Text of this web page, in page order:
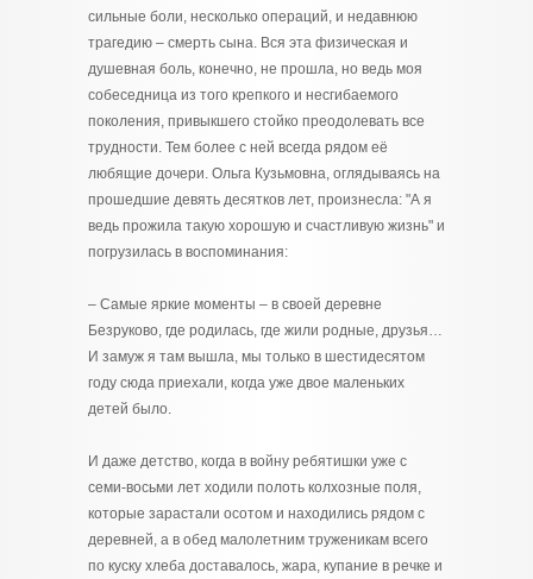
сильные боли, несколько операций, и недавнюю
трагедию – смерть сына. Вся эта физическая и
душевная боль, конечно, не прошла, но ведь моя
собеседница из того крепкого и несгибаемого
поколения, привыкшего стойко преодолевать все
трудности. Тем более с ней всегда рядом её
любящие дочери. Ольга Кузьмовна, оглядываясь на
прошедшие девять десятков лет, произнесла: "А я
ведь прожила такую хорошую и счастливую жизнь" и
погрузилась в воспоминания:
– Самые яркие моменты – в своей деревне
Безруково, где родилась, где жили родные, друзья…
И замуж я там вышла, мы только в шестидесятом
году сюда приехали, когда уже двое маленьких
детей было.
И даже детство, когда в войну ребятишки уже с
семи-восьми лет ходили полоть колхозные поля,
которые зарастали осотом и находились рядом с
деревней, а в обед малолетним труженикам всего
по куску хлеба доставалось, жара, купание в речке и